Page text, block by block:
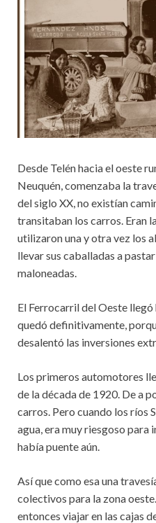
Desde Telén hacia el oeste
Neuquén, comenzaba la
del siglo XX, no existían
transitaban los carros. Eran
utilizaron una y otra vez los
llevar sus caballadas a
maloneadas.
El Ferrocarril del Oeste
quedó definitivamente,
desalentó las inversiones
Los primeros automotores
de la década de 1920. De a
carros. Pero cuando los ríos
agua, era muy riesgoso para
había puente aún.
Así que como esa una
colectivos para la zona
entonces viajar en las cajas